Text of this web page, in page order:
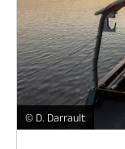
La Loire en bateau -
© D. Darrault